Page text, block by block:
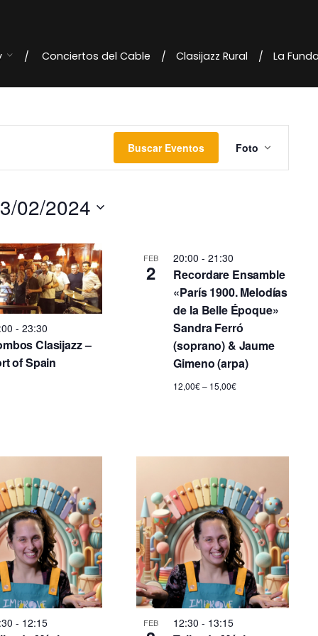
Conciertos del Cable Clasijazz Rural La
Buscar Eventos
N
a
a
c
i
e
v
i
s
t
a
Foto
02/2024
-23:30
Clasijazz –
of Spain
FEB
2
20:00-21:30
Recordare Ensamble
«París 1900. Melodías
de la Belle Époque»
Sandra Ferró
(soprano) & Jaume
Gimeno (arpa)
12,00€ – 15,00€
- 12:15 FEB 12:30- 13:15